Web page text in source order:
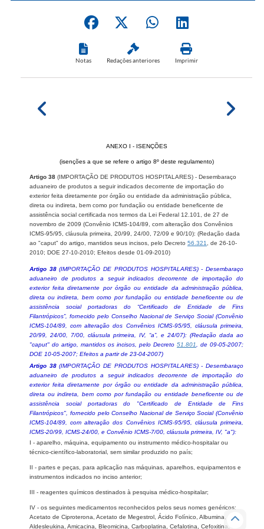
Notas Redações anteriores Imprimir
ANEXO I - ISENÇÕES
(isenções a que se refere o artigo 8º deste regulamento)
Artigo 38 (IMPORTAÇÃO DE PRODUTOS HOSPITALARES) - Desembaraço
aduaneiro de produtos a seguir indicados decorrente de importação do
exterior feita diretamente por órgão ou entidade da administração pública,
direta ou indireta, bem como por fundação ou entidade beneficente de
assistência social certificada nos termos da Lei Federal 12.101, de 27 de
novembro de 2009 (Convênio ICMS-104/89, com alteração dos Convênios
ICMS-95/95, cláusula primeira, 20/99, 24/00, 72/09 e 90/10): (Redação dada
ao "caput" do artigo, mantidos seus incisos, pelo Decreto 56.321
, de 26-10-
2010; DOE 27-10-2010; Efeitos desde 01-09-2010)
Artigo 38(IMPORTAÇÃO DE PRODUTOS HOSPITALARES) - Desembaraço
aduaneiro de produtos a seguir indicados decorrente de importação do
exterior feita diretamente por órgão ou entidade da administração pública,
direta ou indireta, bem como por fundação ou entidade beneficente ou de
assistência social portadoras do “Certificado de Entidade de Fins
Filantrópicos”, fornecido pelo Conselho Nacional de Serviço Social (Convênio
ICMS-104/89, com alteração dos Convênios ICMS-95/95, cláusula primeira,
20/99, 24/00, 7/00, cláusula primeira, IV, “a”, e 24/07): (Redação dada ao
"caput" do artigo, mantidos os incisos, pelo Decreto 51.801 , de 09-05-2007;
DOE 10-05-2007; Efeitos a partir de 23-04-2007)
Artigo 38(IMPORTAÇÃO DE PRODUTOS HOSPITALARES) - Desembaraço
aduaneiro de produtos a seguir indicados decorrente de importação do
exterior feita diretamente por órgão ou entidade da administração pública,
direta ou indireta, bem como por fundação ou entidade beneficente ou de
assistência social portadoras do "Certificado de Entidade de Fins
Filantrópicos", fornecido pelo Conselho Nacional de Serviço Social (Convênio
ICMS-104/89, com alteração dos Convênios ICMS-95/95, cláusula primeira,
ICMS-20/99, ICMS-24/00, e Convênio ICMS-7/00, cláusula primeira, IV, "a"):
I - aparelho, máquina, equipamento ou instrumento médico-hospitalar ou
técnico-científico-laboratorial, sem similar produzido no país;
II - partes e peças, para aplicação nas máquinas, aparelhos, equipamentos e
instrumentos indicados no inciso anterior;
III - reagentes químicos destinados à pesquisa médico-hospitalar;
IV - os seguintes medicamentos reconhecidos pelos seus nomes genéricos:
Acetato de Ciproterona, Acetato de Megestrol, Ácido Folínico, Albumina,
Aldesleukina, Amicacina, Bleomicina, Carboplatina, Cefalotina, Cefoxitina,